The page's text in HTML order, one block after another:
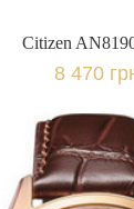
Citizen
8 470